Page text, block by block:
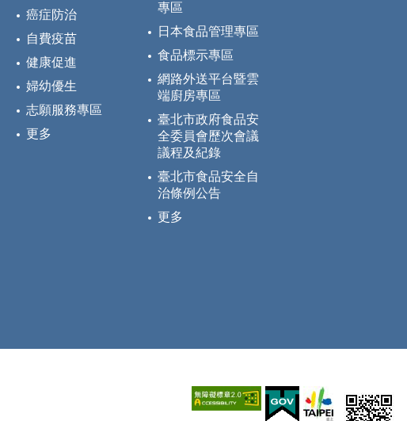
癌症防治
自費疫苗
健康促進
婦幼優生
志願服務專區
更多
專區
日本食品管理專區
食品標示專區
網路外送平台暨雲
端廚房專區
臺北市政府食品安
全委員會歷次會議
議程及紀錄
臺北市食品安全自
治條例公告
更多